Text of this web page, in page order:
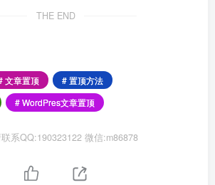
THE END
文章置顶
# 置顶方法
# WordPres文章置顶
系QQ:190323122 微信:m86878